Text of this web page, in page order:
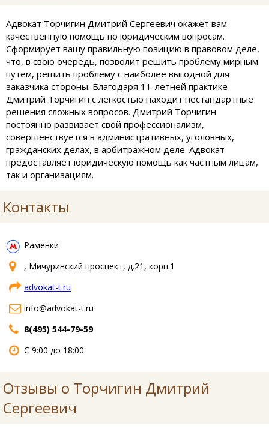
Адвокат Торчигин Дмитрий Сергеевич окажет вам
качественную помощь по юридическим вопросам.
Сформирует вашу правильную позицию в правовом деле,
что, в свою очередь, позволит решить проблему мирным
путем, решить проблему с наиболее выгодной для
заказчика стороны. Благодаря 11-летней практике
Дмитрий Торчигин с легкостью находит нестандартные
решения сложных вопросов. Дмитрий Торчигин
постоянно развивает свой профессионализм,
совершенствуется в административных, уголовных,
гражданских делах, в арбитражном деле. Адвокат
предоставляет юридическую помощь как частным лицам,
так и организациям.
Контакты
Раменки
, Мичуринский проспект, д.21, корп.1
advokat-t.ru
info@advokat-t.ru
8(495) 544-79-59
С 9:00 до 18:00
Отзывы о Торчигин Дмитрий
Сергеевич